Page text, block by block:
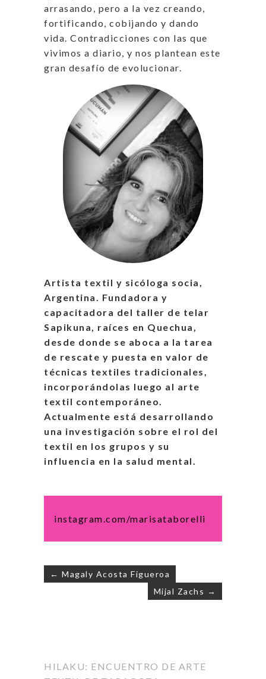
arrasando, pero a la vez creando,
fortificando, cobijando y dando
vida. Contradicciones con las que
vivimos a diario, y nos plantean este
gran desafío de evolucionar.
Artista textil y sicóloga socia,
Argentina. Fundadora y
capacitadora del taller de telar
Sapikuna, raíces en Quechua,
desde donde se aboca a la tarea
de rescate y puesta en valor de
técnicas textiles tradicionales,
incorporándolas luego al arte
textil contemporáneo.
Actualmente está desarrollando
una investigación sobre el rol del
textil en los grupos y su
influencia en la salud mental.
instagram.com/marisataborelli
Navegación
← Magaly Acosta Figueroa
Mijal Zachs →
HILAKU: ENCUENTRO DE ARTE